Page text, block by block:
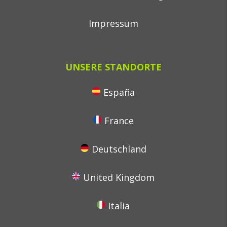
Impressum
UNSERE STANDORTE
España
France
Deutschland
United Kingdom
Italia